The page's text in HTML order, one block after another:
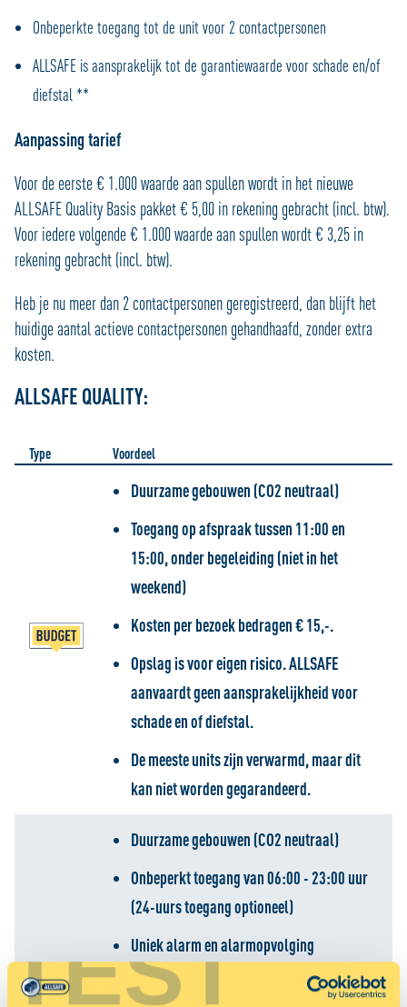
TEST
Onbeperkte toegang tot de unit voor 2 contactpersonen
ALLSAFE is aansprakelijk tot de garantiewaarde voor schade en/of
diefstal **
Aanpassing tarief
Voor de eerste € 1.000 waarde aan spullen wordt in het nieuwe
ALLSAFE Quality Basis pakket € 5,00 in rekening gebracht (incl. btw).
Voor iedere volgende € 1.000 waarde aan spullen wordt € 3,25 in
rekening gebracht (incl. btw).
Heb je nu meer dan 2 contactpersonen geregistreerd, dan blijft het
huidige aantal actieve contactpersonen gehandhaafd, zonder extra
kosten.
ALLSAFE QUALITY:
Type Voordeel
Duurzame gebouwen (CO2 neutraal)
Toegang op afspraak tussen 11:00 en
15:00, onder begeleiding (niet in het
weekend)
Kosten per bezoek bedragen € 15,-.
Opslag is voor eigen risico. ALLSAFE
aanvaardt geen aansprakelijkheid voor
schade en of diefstal.
De meeste units zijn verwarmd, maar dit
kan niet worden gegarandeerd.
Duurzame gebouwen (CO2 neutraal)
Onbeperkt toegang van 06:00 - 23:00 uur
(24-uurs toegang optioneel)
Uniek alarmen alarmopvolging
Climate control